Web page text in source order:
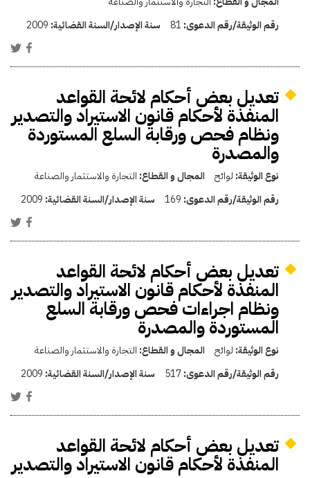
رقم الوثيقة/رقم الدعوى: 81 سنة الإصدار/السنة القضائية: 2009
تعديل بعض أحكام لائحة القواعد
المنفذة لأحكام قانون الاستيراد والتصدير
ونظام فحص ورقابة السلع المستوردة
والمصدرة
نوع الوثيقة: لوائح المجال و القطاع: التجارة والاستثمار والصناعة
رقم الوثيقة/رقم الدعوى: 169 سنة الإصدار/السنة القضائية: 2009
تعديل بعض أحكام لائحة القواعد
المنفذة لأحكام قانون الاستيراد والتصدير
ونظام اجراءات فحص ورقابة السلع
المستوردة والمصدرة
نوع الوثيقة: لوائح المجال و القطاع: التجارة والاستثمار والصناعة
رقم الوثيقة/رقم الدعوى:517 سنة الإصدار/السنة القضائية: 2009
تعديل بعض أحكام لائحة القواعد
المنفذة لأحكام قانون الاستيراد والتصدير